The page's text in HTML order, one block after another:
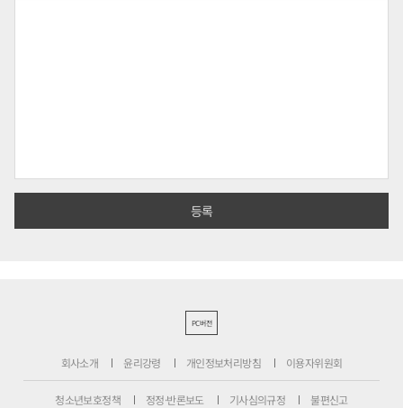
PC버전
회사소개 윤리강령 개인정보처리방침 이용자위원회
청소년보호정책 정정·반론보도 기사심의규정 불편신고